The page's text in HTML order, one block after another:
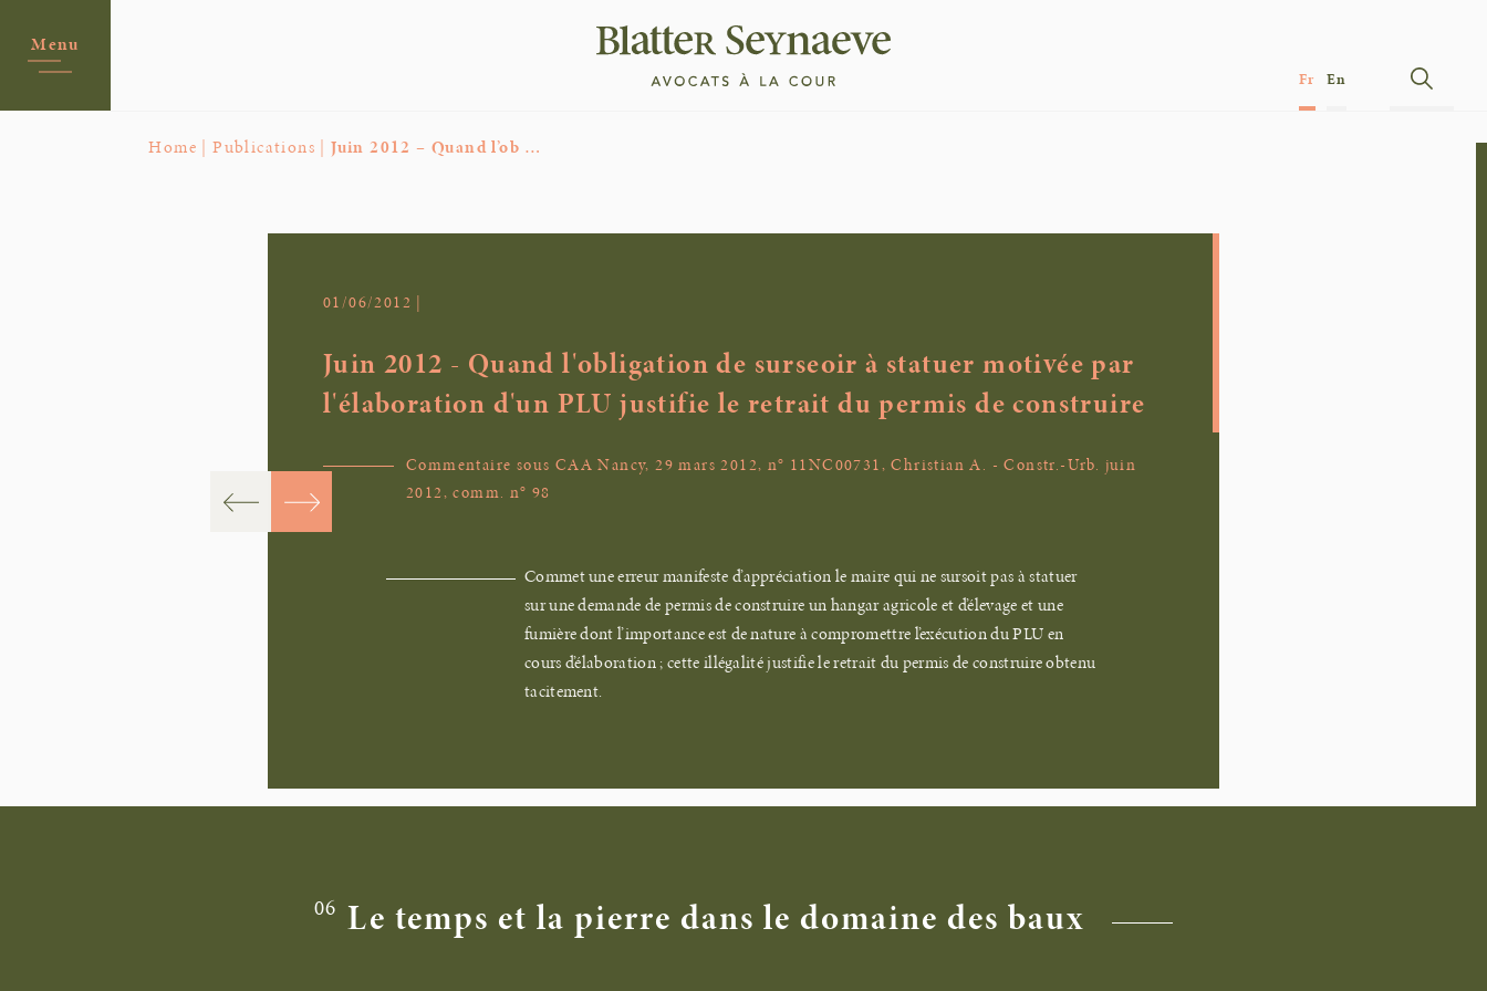
Menu
Fr En
Home | Publications | Juin 2012 – Quand l’ob …
01/06/2012 |
Juin 2012 - Quand l'obligation de surseoir à statuer motivée par
l'élaboration d'un PLU justifie le retrait du permis de construire
Commentaire sous CAA Nancy, 29 mars 2012, n° 11NC00731, Christian A. - Constr.-Urb. juin
2012, comm. n° 98
Commet une erreur manifeste d’appréciation le maire qui ne sursoit pas à statuer
sur une demande de permis de construire un hangar agricole et d’élevage et une
fumière dont l’importance est de nature à compromettre l’exécution du PLU en
cours d’élaboration ; cette illégalité justifie le retrait du permis de construire obtenu
tacitement.
06 Le temps et la pierre dans le domaine des baux